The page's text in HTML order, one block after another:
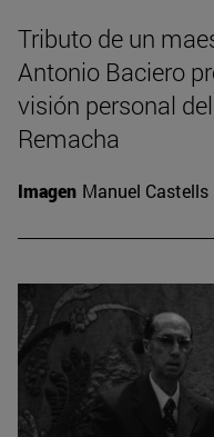
Tributo de un
Antonio Baciero
visión personal
Remacha
Imagen Manuel Castells